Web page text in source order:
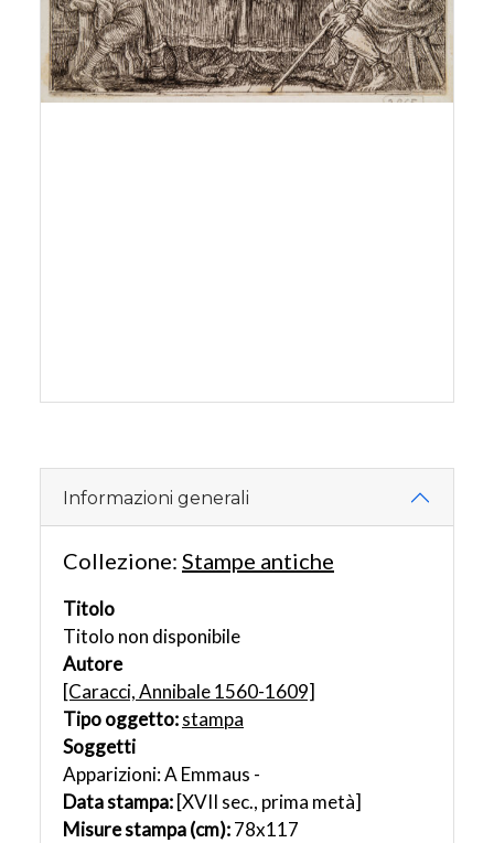
Informazioni generali
Collezione: Stampe antiche
Titolo
Titolo non disponibile
Autore
[Caracci, Annibale 1560-1609]
Tipo oggetto:stampa
Soggetti
Apparizioni: A Emmaus -
Data stampa: [XVII sec., prima metà]
Misure stampa (cm):78x117